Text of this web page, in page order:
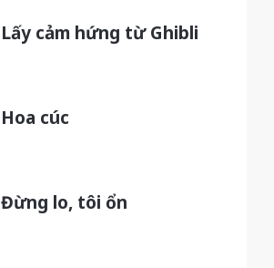
Lấy cảm hứng từ Ghibli
Hoa cúc
Đừng lo, tôi ổn